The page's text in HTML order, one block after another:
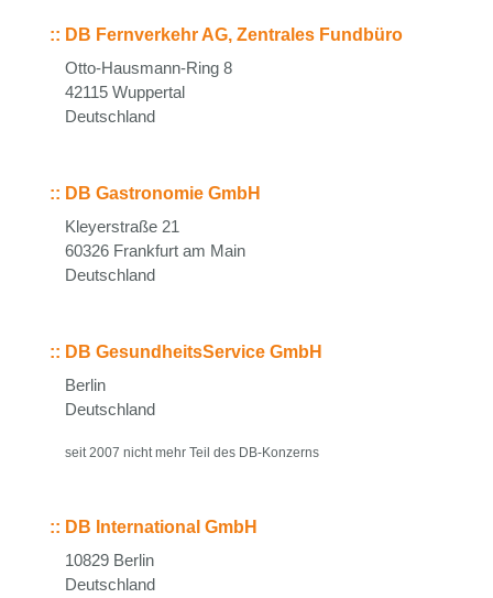
:: DB Fernverkehr AG, Zentrales Fundbüro
Otto-Hausmann-Ring 8
42115 Wuppertal
Deutschland
:: DB Gastronomie GmbH
Kleyerstraße 21
60326 Frankfurt am Main
Deutschland
:: DB GesundheitsService GmbH
Berlin
Deutschland
seit 2007 nicht mehr Teil des DB-Konzerns
:: DB International GmbH
10829 Berlin
Deutschland